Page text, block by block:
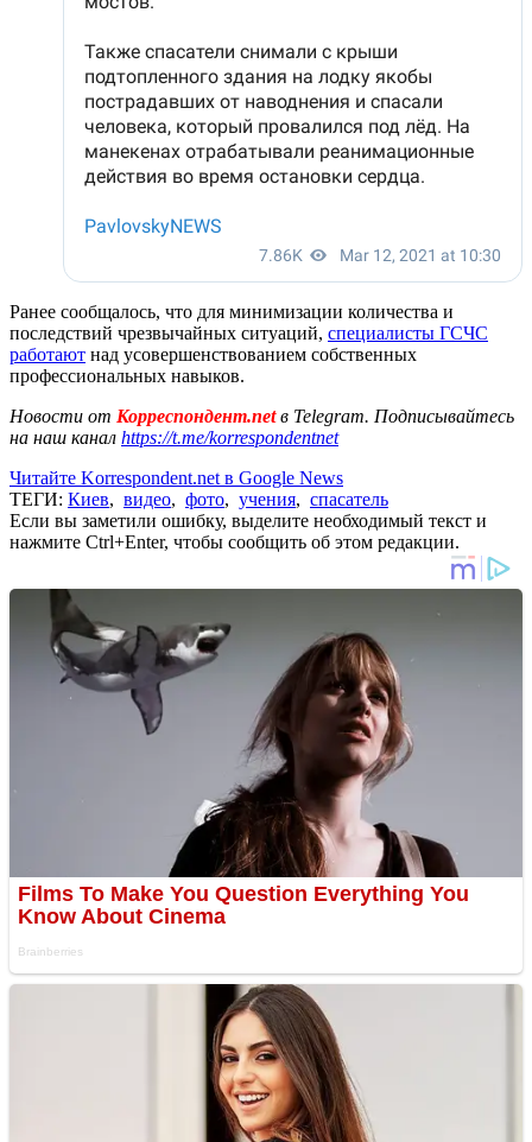
Ранее сообщалось, что для минимизации количества и
последствий чрезвычайных ситуаций, специалисты ГСЧС
работают над усовершенствованием собственных
профессиональных навыков.
Новости от Корреспондент.netв Telegram. Подписывайтесь
на наш канал https://t.me/korrespondentnet
Читайте Korrespondent.net в Google News
ТЕГИ: Киев, видео, фото, учения, спасатель
Если вы заметили ошибку, выделите необходимый текст и
нажмите Ctrl+Enter, чтобы сообщить об этом редакции.